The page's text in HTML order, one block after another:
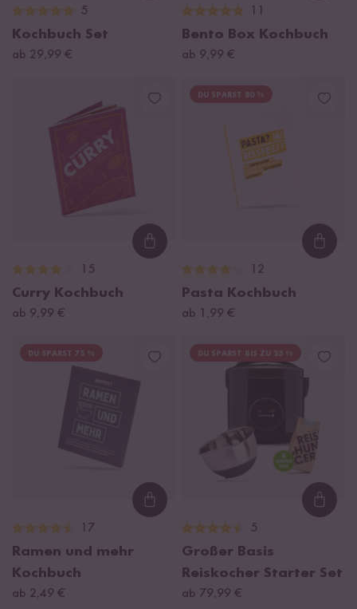
5
Kochbuch Set
ab 29,99 €
Bento Box Kochbuch
ab 9,99 €
Loading...
15
Curry Kochbuch
ab 9,99 €
DU SPARST 80 %
12
Pasta Kochbuch
ab 1,99 €
DU SPARST 75 %
Loading...
17
Ramen und mehr
Kochbuch
ab 2,49 €
DU SPARST BIS ZU 23 %
5
Großer Basis
Reiskocher Starter Set
ab 79,99 €